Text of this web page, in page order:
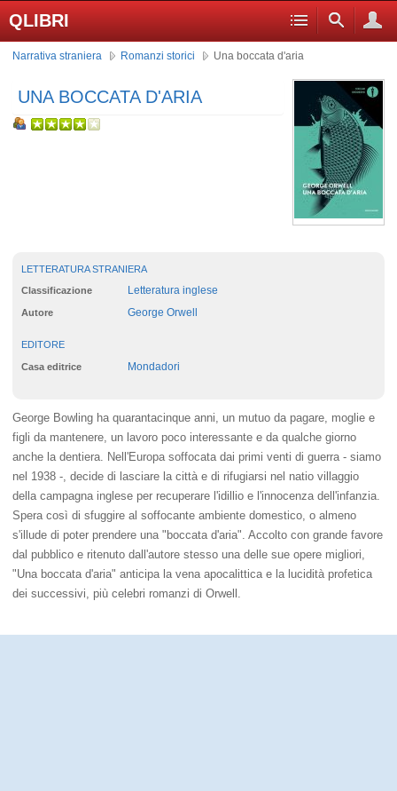
QLIBRI
Narrativa straniera Romanzi storici Una boccata d'aria
UNA BOCCATA D'ARIA
LETTERATURA STRANIERA
Classificazione Letteratura inglese
Autore George Orwell
EDITORE
Casa editrice Mondadori
George Bowling ha quarantacinque anni, un mutuo da pagare, moglie e
figli da mantenere, un lavoro poco interessante e da qualche giorno
anche la dentiera. Nell'Europa soffocata dai primi venti di guerra - siamo
nel 1938 -, decide di lasciare la città e di rifugiarsi nel natio villaggio
della campagna inglese per recuperare l'idillio e l'innocenza dell'infanzia.
Spera così di sfuggire al soffocante ambiente domestico, o almeno
s'illude di poter prendere una "boccata d'aria". Accolto con grande favore
dal pubblico e ritenuto dall'autore stesso una delle sue opere migliori,
"Una boccata d'aria" anticipa la vena apocalittica e la lucidità profetica
dei successivi, più celebri romanzi di Orwell.